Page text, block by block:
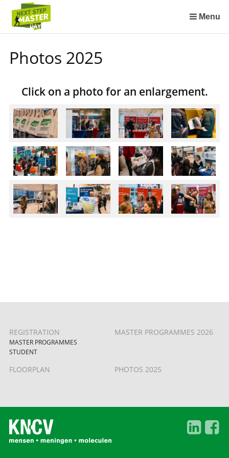
links
over
naar
de
Spring
het
menu
Menu
Photos 2025
Click on a photo for an enlargement.
REGISTRATION
MASTER PROGRAMMES
STUDENT
MASTER PROGRAMMES 2026
FLOORPLAN PHOTOS 2025